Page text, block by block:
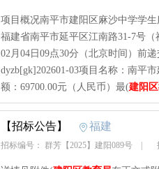
项目概况南平市建阳区麻沙中学学
福建省南平市延平区江南路31-7号
02月04日09点30分（北京时间）前
dyzb[gk]202601-03项目名称：南平
额：69700.00元（人民币）最(建阳
【招标公告】 福建
招标编号： 群芳【2025】建阳089号